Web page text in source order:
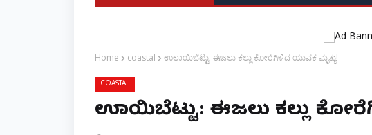
Home coastal ಉಲಾಯಿಬೆಟ್ಟು: ಈಜಲು ಕಲ್ಲು ಕೋರೆಗಿಳಿದ ಯುವಕ ಮೃತ್ಯು!
COASTAL
ಉಲಾಯಿಬೆಟ್ಟು: ಈಜಲು ಕಲ್ಲು